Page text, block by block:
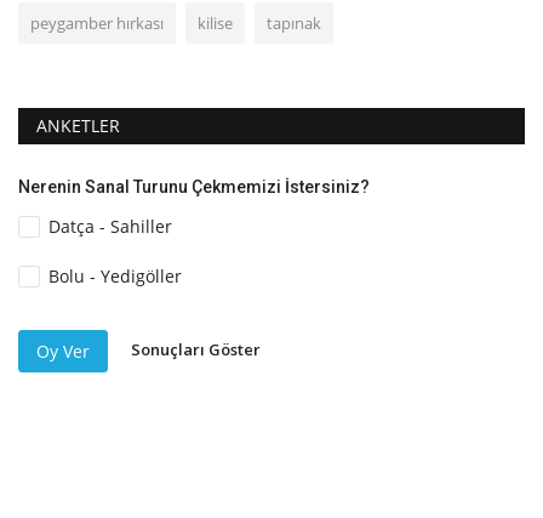
peygamber hırkası kilise tapınak
ANKETLER
Nerenin Sanal Turunu Çekmemizi İstersiniz?
Datça - Sahiller
Bolu - Yedigöller
Oy Ver Sonuçları Göster